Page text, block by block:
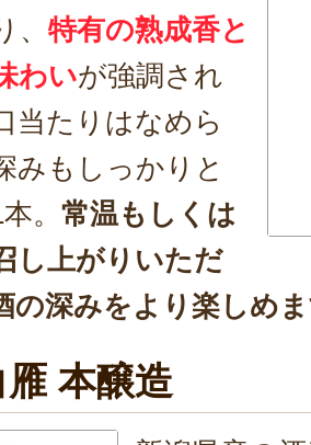
、 特有の熟成香と
わいが強調され
当たりはなめら
みもしっかりと
。 常温もしくは
し上がりいただ
の深みをより楽しめ
本醸造